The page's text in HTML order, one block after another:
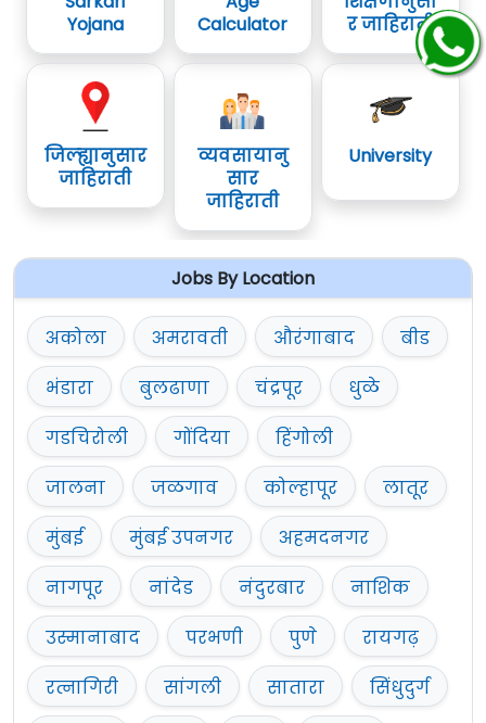
Yojana
Calculator
र जाहिराती
जिल्ह्यानुसार
जाहिराती
व्यवसायानु
सार
जाहिराती
University
Jobs By Location
अकोला अमरावती औरंगाबाद
बीड
भंडारा
बुलढाणा चंद्रपूर
धुळे
गडचिरोली
गोंदिया
हिंगोली
जालना
जळगाव कोल्हापूर
लातूर
मुंबई
मुंबई उपनगर
अहमदनगर
नागपूर
नांदेड नंदुरबार
नाशिक
उस्मानाबाद
परभणी पुणे
रायगढ़
रत्नागिरी
सांगली सातारा
सिंधुदुर्ग